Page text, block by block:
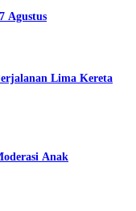
Agustus
Lima Kereta
Anak